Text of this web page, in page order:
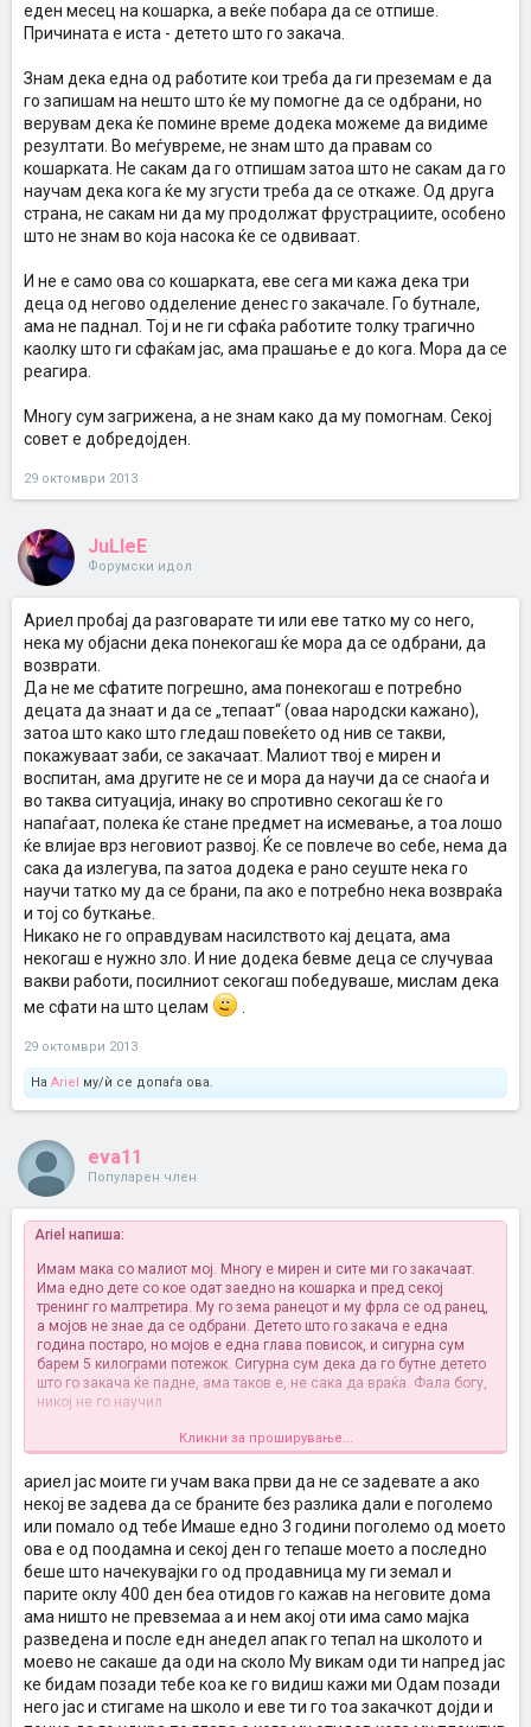
еден месец на кошарка, а веќе побара да се отпише.
Причината е иста - детето што го закача.
Знам дека една од работите кои треба да ги преземам е да
го запишам на нешто што ќе му помогне да се одбрани, но
верувам дека ќе помине време додека можеме да видиме
резултати. Во меѓувреме, не знам што да правам со
кошарката. Не сакам да го отпишам затоа што не сакам да го
научам дека кога ќе му згусти треба да се откаже. Од друга
страна, не сакам ни да му продолжат фрустрациите, особено
што не знам во која насока ќе се одвиваат.
И не е само ова со кошарката, еве сега ми кажа дека три
деца од негово одделение денес го закачале. Го бутнале,
ама не паднал. Тој и не ги сфаќа работите толку трагично
каолку што ги сфаќам јас, ама прашање е до кога. Мора да се
реагира.
Многу сум загрижена, а не знам како да му помогнам. Секој
совет е добредојден.
29 октомври 2013
JuLleE
Форумски идол
Ариел пробај да разговарате ти или еве татко му со него,
нека му објасни дека понекогаш ќе мора да се одбрани, да
возврати.
Да не ме сфатите погрешно, ама понекогаш е потребно
децата да знаат и да се „тепаат“ (оваа народски кажано),
затоа што како што гледаш повеќето од нив се такви,
покажуваат заби, се закачаат. Малиот твој е мирен и
воспитан, ама другите не се и мора да научи да се снаоѓа и
во таква ситуација, инаку во спротивно секогаш ќе го
напаѓаат, полека ќе стане предмет на исмевање, а тоа лошо
ќе влијае врз неговиот развој. Ќе се повлече во себе, нема да
сака да излегува, па затоа додека е рано сеуште нека го
научи татко му да се брани, па ако е потребно нека возвраќа
и тој со буткање.
Никако не го оправдувам насилството кај децата, ама
некогаш е нужно зло. И ние додека бевме деца се случуваа
вакви работи, посилниот секогаш победуваше, мислам дека
ме сфати на што целам
29 октомври 2013
На Ariel му/ѝ се допаѓа ова.
eva11
Популарен член
Ariel напиша:
Имам мака со малиот мој. Многу е мирен и сите ми го закачаат.
Има едно дете со кое одат заедно на кошарка и пред секој
тренинг го малтретира. Му го зема ранецот и му фрла се од ранец,
а мојов не знае да се одбрани. Детето што го закача е една
година постаро, но мојов е една глава повисок, и сигурна сум
барем 5 килограми потежок. Сигурна сум дека да го бутне детето
што го закача ќе падне, ама таков е, не сака да враќа. Фала богу,
никој не го научил.
Лани на крајот на годината веќе не сакаше да оди на кошарка, па
потоа преку лето се премисли. Сега не оди ни еден месец на
кошарка, а веќе побара да се отпише. Причината е иста - детето
што го закача.
Знам дека една од работите кои треба да ги преземам е да го
запишам на нешто што ќе му помогне да се одбрани, но верувам
дека ќе помине време додека можеме да видиме резултати. Во
меѓувреме, не знам што да правам со кошарката. Не сакам да го
отпишам затоа што не сакам да го научам дека кога ќе му згусти
треба да се откаже. Од друга страна, не сакам ни да му
продолжат фрустрациите, особено што не знам во која насока ќе
се одвиваат.
И не е само ова со кошарката, еве сега ми кажа дека три деца од
Кликни за проширување...
ариел јас моите ги учам вака први да не се задевате а ако
некој ве задева да се браните без разлика дали е поголемо
или помало од тебе Имаше едно 3 години поголемо од моето
ова е од поодамна и секој ден го тепаше моето а последно
беше што начекувајки го од продавница му ги земал и
парите оклу 400 ден беа отидов го кажав на неговите дома
ама ништо не превземаа а и нем акој оти има само мајка
разведена и после едн анедел апак го тепал на школото и
моево не сакаше да оди на сколо Му викам оди ти напред јас
ке бидам позади тебе коа ке го видиш кажи ми Одам позади
него јас и стигаме на школо и еве ти го тоа закачкот дојди и